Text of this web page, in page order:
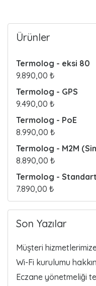
Ürünler
Termolog - eksi 80
9.890,00 ₺
Termolog - GPS
9.490,00 ₺
Termolog - PoE
8.990,00 ₺
Termolog - M2M
8.890,00 ₺
Termolog -
7.890,00 ₺
Son Yazılar
Müşteri
Wi-Fi kurulumu
Eczane yönetmeliği